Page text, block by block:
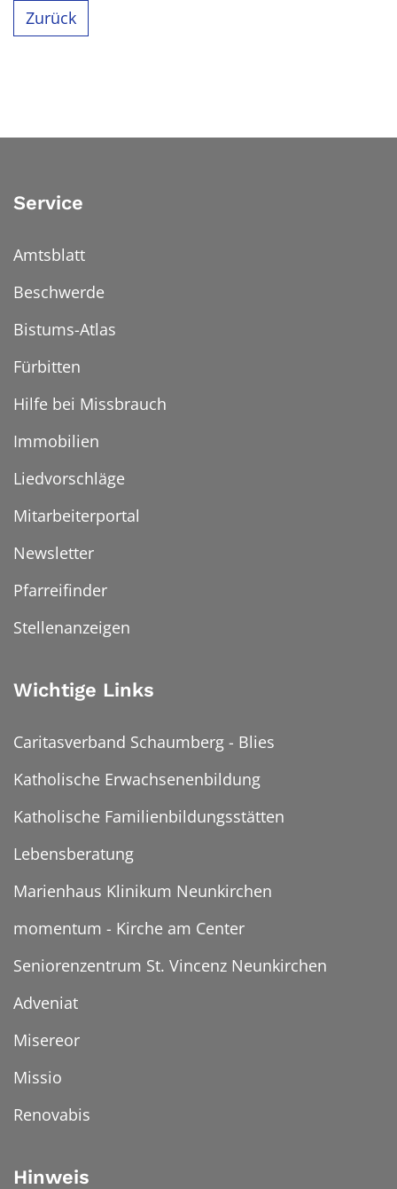
Zurück
Service
Amtsblatt
Beschwerde
Bistums-Atlas
Fürbitten
Hilfe bei Missbrauch
Immobilien
Liedvorschläge
Mitarbeiterportal
Newsletter
Pfarreifinder
Stellenanzeigen
Wichtige Links
Caritasverband Schaumberg - Blies
Katholische Erwachsenenbildung
Katholische Familienbildungsstätten
Lebensberatung
Marienhaus Klinikum Neunkirchen
momentum - Kirche am Center
Seniorenzentrum St. Vincenz Neunkirchen
Adveniat
Misereor
Missio
Renovabis
Hinweis